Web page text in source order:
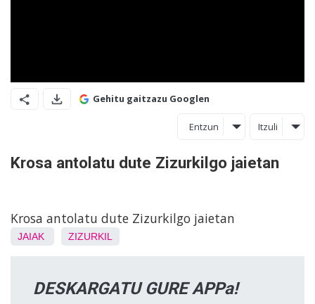
Gehitu gaitzazu Googlen
Entzun Itzuli
Krosa antolatu dute Zizurkilgo jaietan
Krosa antolatu dute Zizurkilgo jaietan
JAIAK ZIZURKIL
DESKARGATU GURE APPa!